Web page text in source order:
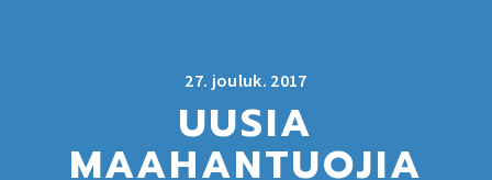
27. jouluk. 2017
UUSIA
MAAHANTUOJIA